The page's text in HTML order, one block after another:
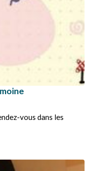
vous dans les